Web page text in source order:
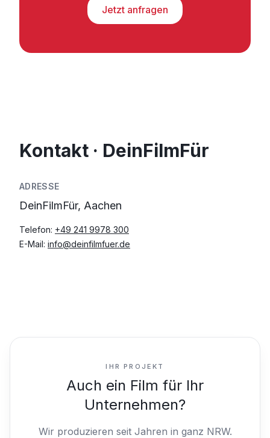
Jetzt anfragen
Kontakt · DeinFilmFür
ADRESSE
DeinFilmFür, Aachen
Telefon: +49 241 9978 300
E-Mail: info@deinfilmfuer.de
IHR PROJEKT
Auch ein Film für Ihr
Unternehmen?
Wir produzieren seit Jahren in ganz NRW.